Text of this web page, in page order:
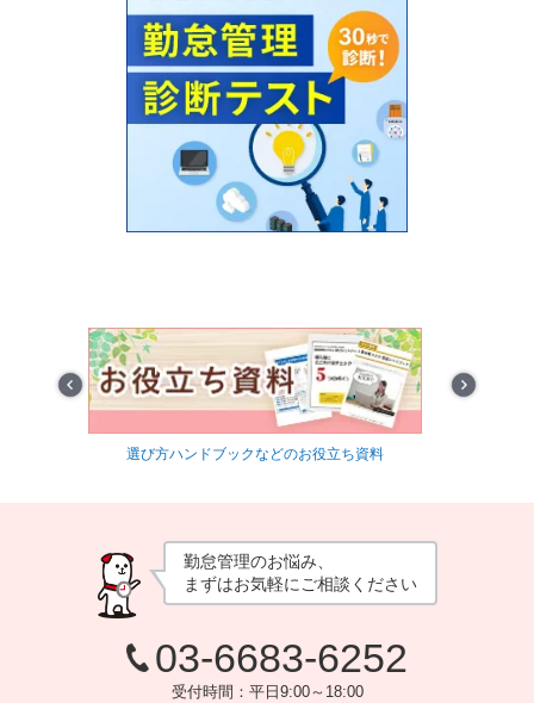
選び方ハンドブックなどのお役立ち資料
勤怠管理のお悩み、
まずはお気軽にご相談ください
03-6683-6252
受付時間：平日9:00～18:00